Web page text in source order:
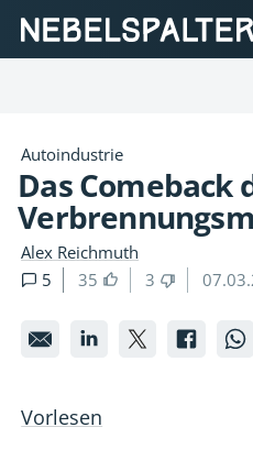
Autoindustrie
Das Comeback
Alex Reichmuth
5
35 3
Das
des
Das
des
DasDas
Vorlesen